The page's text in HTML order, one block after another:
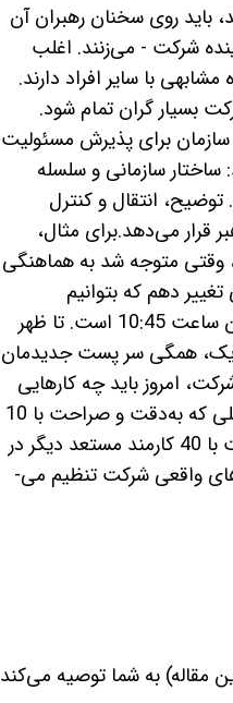
باید روی سخنان رهبران آن­‌
شرکت - می­‌زنند. اغلب
با سایر افراد دارند.
بسیار گران تمام شود.
سازمان برای پذیرش مسئولیت
سازمانی و سلسله­‌
انتقال و کنترل
قرار می‌­دهد.برای مثال،
متوجه شد به هماهنگی
دهم که بتوانیم
اثربخشی کاری خود را بالا ببریم». پس از رونمایی از نمودار سازمانی جدید گفت: «الان ساعت 10:45 است. تا ظهر
یک، همگی سر پست جدیدمان
امروز باید چه کارهایی
انجام دهیم؟ چه باورها و مفاهیم مبهمی وجود دارند که باید روشن شوند؟» مدیرعاملی که به‌دقت و صراحت با 10
نیروی تحت مسئولیت خود ارتباط برقرار می‌­کند و هر یک از این 10 نفر با همان دقت با 40 کارمند مستعد دیگر در
واقعی شرکت تنظیم می‌­
مقاله) به شما توصیه می­‌کند